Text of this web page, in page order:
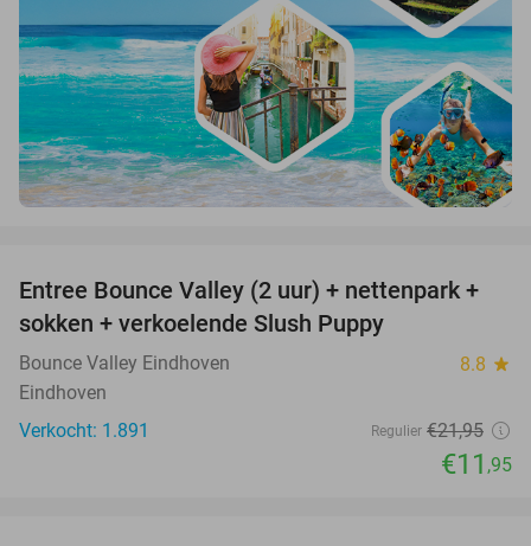
46%
Entree Bounce Valley (2 uur) + nettenpark +
sokken + verkoelende Slush Puppy
Bounce Valley Eindhoven 8.8 star
Eindhoven
Verkocht: 1.891
Regulier €21,95
€11 ,95